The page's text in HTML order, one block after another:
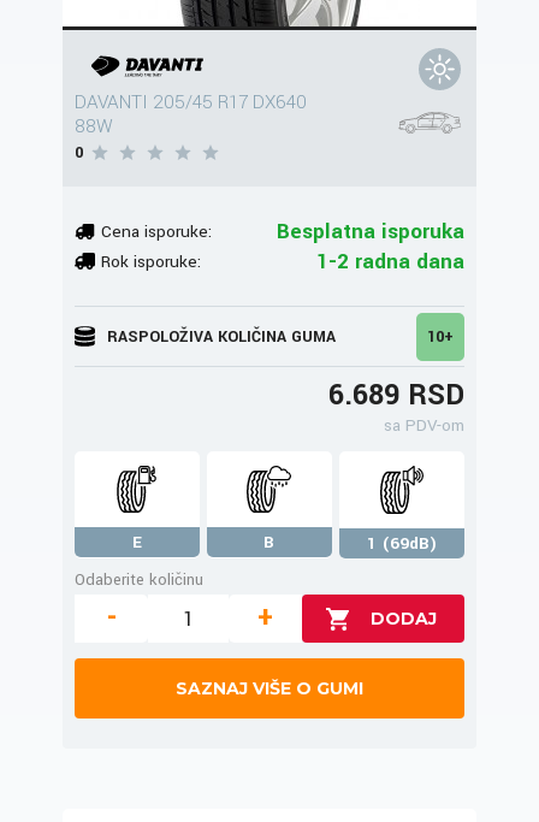
DAVANTI 205/45 R17 DX640
88W
0
Cena isporuke: Besplatna isporuka
Rok isporuke: 1-2 radna dana
RASPOLOŽIVA KOLIČINA GUMA 10+
6.689 RSD
sa PDV-om
E B
1 (69dB)
Odaberite količinu
- +
SAZNAJ VIŠE O GUMI